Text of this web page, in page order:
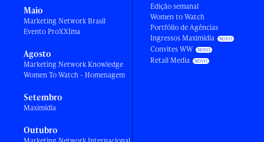
Maio
Marketing Network Brasil
Evento ProXXIma
Agosto
Marketing Network Knowledge
Women To Watch - Homenagem
Setembro
Maximídia
Outubro
Edição semanal
Women to Watch
Portfólio de Agências
Ingressos Maximídia
Convites WW
Retail Media